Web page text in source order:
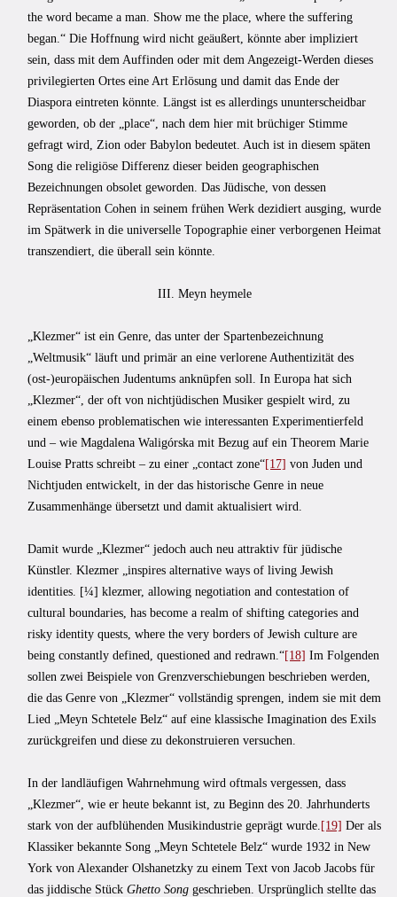
the word became a man. Show me the place, where the suffering
began.“ Die Hoffnung wird nicht geäußert, könnte aber impliziert
sein, dass mit dem Auffinden oder mit dem Angezeigt-Werden dieses
privilegierten Ortes eine Art Erlösung und damit das Ende der
Diaspora eintreten könnte. Längst ist es allerdings ununterscheidbar
geworden, ob der „place“, nach dem hier mit brüchiger Stimme
gefragt wird, Zion oder Babylon bedeutet. Auch ist in diesem späten
Song die religiöse Differenz dieser beiden geographischen
Bezeichnungen obsolet geworden. Das Jüdische, von dessen
Repräsentation Cohen in seinem frühen Werk dezidiert ausging, wurde
im Spätwerk in die universelle Topographie einer verborgenen Heimat
transzendiert, die überall sein könnte.
III. Meyn heymele
„Klezmer“ ist ein Genre, das unter der Spartenbezeichnung
„Weltmusik“ läuft und primär an eine verlorene Authentizität des
(ost-)europäischen Judentums anknüpfen soll. In Europa hat sich
„Klezmer“, der oft von nichtjüdischen Musiker gespielt wird, zu
einem ebenso problematischen wie interessanten Experimentierfeld
und – wie Magdalena Waligórska mit Bezug auf ein Theorem Marie
Louise Pratts schreibt – zu einer „contact zone“[17] von Juden und
Nichtjuden entwickelt, in der das historische Genre in neue
Zusammenhänge übersetzt und damit aktualisiert wird.
Damit wurde „Klezmer“ jedoch auch neu attraktiv für jüdische
Künstler. Klezmer „inspires alternative ways of living Jewish
identities. [¼] klezmer, allowing negotiation and contestation of
cultural boundaries, has become a realm of shifting categories and
risky identity quests, where the very borders of Jewish culture are
being constantly defined, questioned and redrawn.“[18] Im Folgenden
sollen zwei Beispiele von Grenzverschiebungen beschrieben werden,
die das Genre von „Klezmer“ vollständig sprengen, indem sie mit dem
Lied „Meyn Schtetele Belz“ auf eine klassische Imagination des Exils
zurückgreifen und diese zu dekonstruieren versuchen.
In der landläufigen Wahrnehmung wird oftmals vergessen, dass
„Klezmer“, wie er heute bekannt ist, zu Beginn des 20. Jahrhunderts
stark von der aufblühenden Musikindustrie geprägt wurde. [19] Der als
Klassiker bekannte Song „Meyn Schtetele Belz“ wurde 1932 in New
York von Alexander Olshanetzky zu einem Text von Jacob Jacobs für
das jiddische Stück Ghetto Song geschrieben. Ursprünglich stellte das